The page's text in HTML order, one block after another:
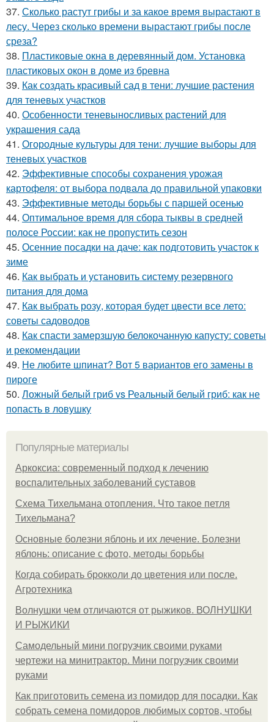
37. Сколько растут грибы и за какое время вырастают в
лесу. Через сколько времени вырастают грибы после
среза?
38. Пластиковые окна в деревянный дом. Установка
пластиковых окон в доме из бревна
39. Как создать красивый сад в тени: лучшие растения
для теневых участков
40. Особенности теневыносливых растений для
украшения сада
41. Огородные культуры для тени: лучшие выборы для
теневых участков
42. Эффективные способы сохранения урожая
картофеля: от выбора подвала до правильной упаковки
43. Эффективные методы борьбы с паршей осенью
44. Оптимальное время для сбора тыквы в средней
полосе России: как не пропустить сезон
45. Осенние посадки на даче: как подготовить участок к
зиме
46. Как выбрать и установить систему резервного
питания для дома
47. Как выбрать розу, которая будет цвести все лето:
советы садоводов
48. Как спасти замерзшую белокочанную капусту: советы
и рекомендации
49. Не любите шпинат? Вот 5 вариантов его замены в
пироге
50. Ложный белый гриб vs Реальный белый гриб: как не
попасть в ловушку
Популярные материалы
Аркоксиа: современный подход к лечению
воспалительных заболеваний суставов
Схема Тихельмана отопления. Что такое петля
Тихельмана?
Основные болезни яблонь и их лечение. Болезни
яблонь: описание с фото, методы борьбы
Когда собирать брокколи до цветения или после.
Агротехника
Волнушки чем отличаются от рыжиков. ВОЛНУШКИ
И РЫЖИКИ
Самодельный мини погрузчик своими руками
чертежи на минитрактор. Мини погрузчик своими
руками
Как приготовить семена из помидор для посадки. Как
собрать семена помидоров любимых сортов, чтобы